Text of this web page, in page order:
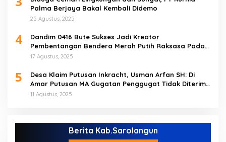
Palma Berjaya Bakal Kembali Didemo
25 Agustus, 2025
4
Dandim 0416 Bute Sukses Jadi Kreator
Pembentangan Bendera Merah Putih Raksasa Pada
Peringatan HUT RI ke 80 di Tebo
17 Agustus, 2025
5
Desa Klaim Putusan Inkracht, Usman Arfan SH: Di
Amar Putusan MA Gugatan Penggugat Tidak Diterima
(NO)
11 Agustus, 2025
Berita Kab.Sarolangun